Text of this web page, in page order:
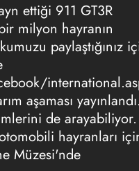
ettiği 911 GT3R
milyon hayranın
paylaştığınız
aşaması
de arayabiliyor.
hayranları
Müzesi'nde